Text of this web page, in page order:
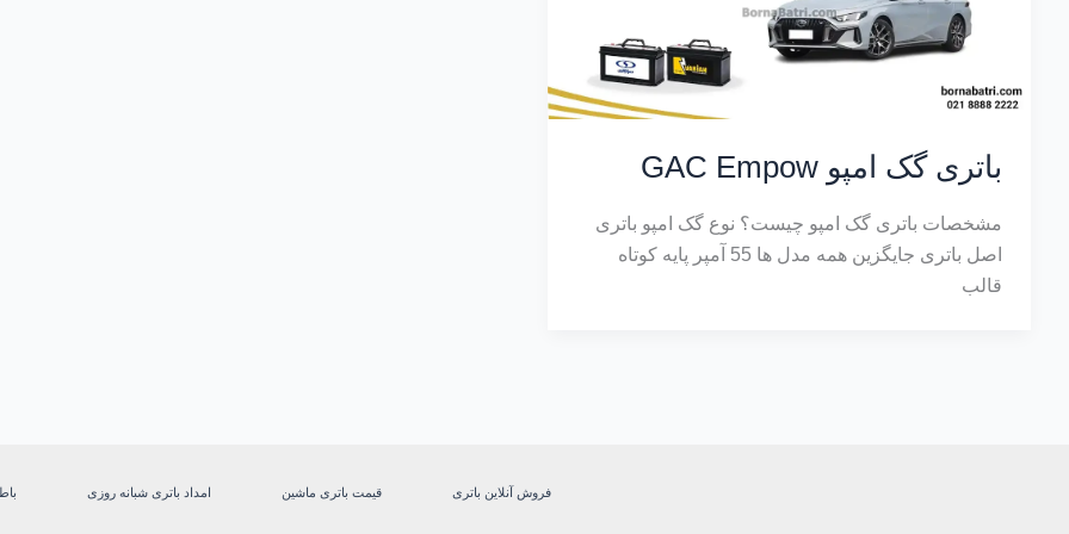
باتری گک امپو GAC Empow
مشخصات باتری گک امپو چیست؟ نوع گک امپو باتری
اصل باتری جایگزین همه مدل ها 55 آمپر پایه کوتاه
قالب
فروش آنلاین باتری قیمت باتری ماشین امداد باتری شبانه روزی